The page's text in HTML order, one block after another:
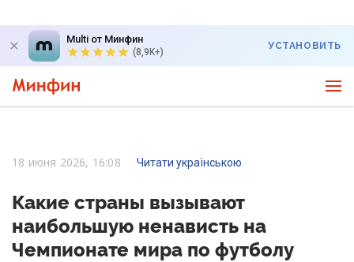
Multi от Минфин
(8,9K+)
УСТАНОВИТЬ
18 июня 2026, 16:08 Читати українською
Какие страны вызывают
наибольшую ненависть на
Чемпионате мира по футболу